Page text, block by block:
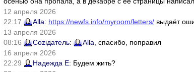
12 апреля 2026
22:17
Alla: https://newfs.info/myroom/letters/ выдаёт
13 апреля 2026
08:16
Соziдатель: Alla , спасибо, поправил
16 апреля 2026
22:29
Надежда Е: Будем жить?